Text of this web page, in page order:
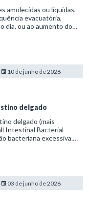
amolecidas ou líquidas,
evacuatória,
dia, ou ao aumento do
10 de junho de 2026
delgado
delgado (mais
Intestinal Bacterial
bacteriana excessiva.
03 de junho de 2026